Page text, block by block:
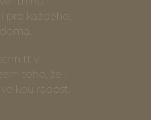
pro každého,
v
toho, že i
radost.